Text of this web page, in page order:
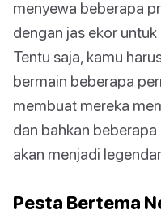
menyewa beberapa
dengan jas ekor
Tentu saja, kamu
bermain beberapa
membuat mereka
dan bahkan
akan menjadi
Pesta Bertema